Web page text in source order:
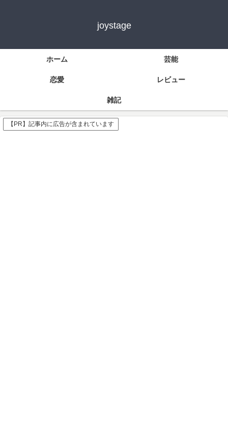
joystage
ホーム 芸能
恋愛 レビュー
雑記
【PR】記事内に広告が含まれています